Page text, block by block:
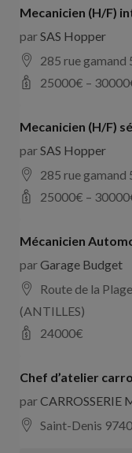
Mecanicien (H/F)
parSAS Hopper
285 rue gamand
25000€ – 30000
Mecanicien (H/F)
parSAS Hopper
285 rue gamand
25000€ – 30000
Mécanicien
parGarage Budget
Route de la
(ANTILLES)
24000€
Chef d’atelier
parCARROSSERIE
Saint-Denis